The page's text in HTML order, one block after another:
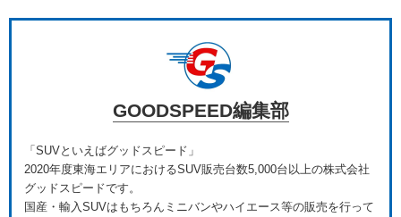
GOODSPEED編集部
「SUVといえばグッドスピード」
2020年度東海エリアにおけるSUV販売台数5,000台以上の株式会社
グッドスピードです。
国産・輸入SUVはもちろんミニバンやハイエース等の販売を行って